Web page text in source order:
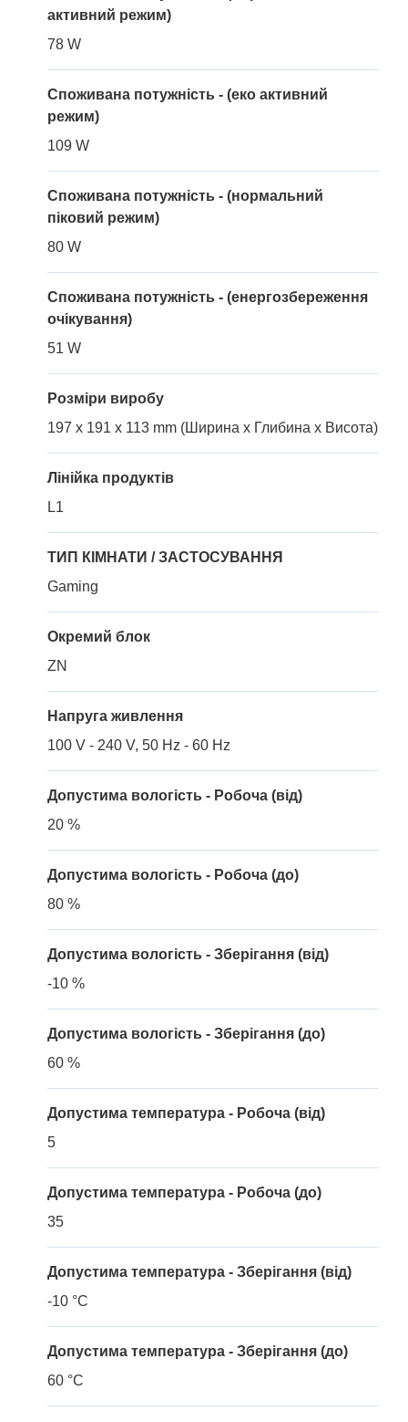
активний режим)
78 W
Споживана потужність - (еко активний
режим)
109 W
Споживана потужність - (нормальний
піковий режим)
80 W
Споживана потужність - (енергозбереження
очікування)
51 W
Розміри виробу
197 x 191 x 113 mm (Ширина x Глибина x Висота)
Лінійка продуктів
L1
ТИП КІМНАТИ / ЗАСТОСУВАННЯ
Gaming
Окремий блок
ZN
Напруга живлення
100 V - 240 V, 50 Hz - 60 Hz
Допустима вологість - Робоча (від)
20 %
Допустима вологість - Робоча (до)
80 %
Допустима вологість - Зберігання (від)
-10 %
Допустима вологість - Зберігання (до)
60 %
Допустима температура - Робоча (від)
5
Допустима температура - Робоча (до)
35
Допустима температура - Зберігання (від)
-10 °C
Допустима температура - Зберігання (до)
60 °C